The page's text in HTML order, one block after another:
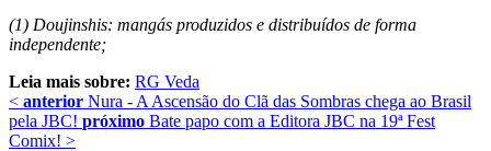
(1) Doujinshis: mangás produzidos e distribuídos de forma
independente;
Leia mais sobre: RG Veda
< anterior Nura - A Ascensão do Clã das Sombras chega ao Brasil
pela JBC! próximo Bate papo com a Editora JBC na 19ª Fest
Comix! >